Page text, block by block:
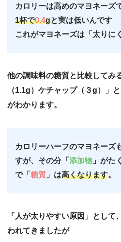
カロリーは高めのマヨネーズ
1杯で0.4gと実は低いんです
これがマヨネーズは「太りに
他の調味料の糖質と比較してみ
（1.1g）ケチャップ（３g）」
がわかります。
カロリーハーフのマヨネーズ
すが、その分「 添加物 」がた
で「 糖質 」は高くなります。
「人が太りやすい原因」として
われてきましたが